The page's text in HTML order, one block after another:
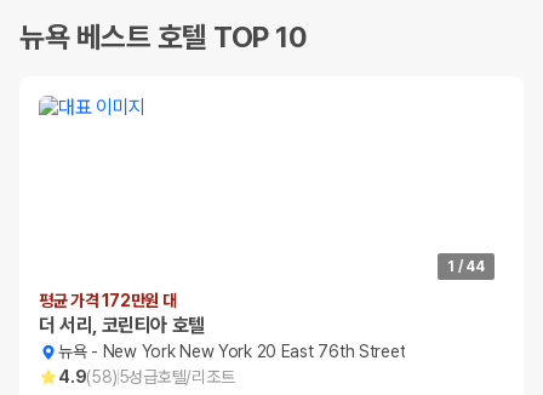
뉴욕 베스트 호텔 TOP 10
1 / 44
평균 가격 172만원 대
더 서리, 코린티아 호텔
뉴욕- New York New York 20 East 76th Street
4.9(58)5성급호텔/리조트